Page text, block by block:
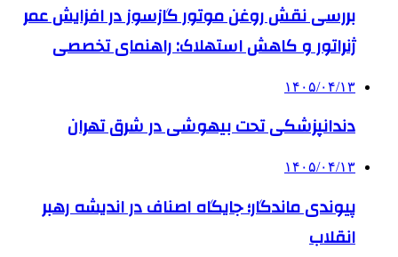
بررسی نقش روغن موتور گازسوز در افزایش عمر
ژنراتور و کاهش استهلاک: راهنمای تخصصی
۱۴۰۵/۰۴/۱۳
دندانپزشکی تحت بیهوشی در شرق تهران
۱۴۰۵/۰۴/۱۳
پیوندی ماندگار؛ جایگاه اصناف در اندیشه رهبر
انقلاب